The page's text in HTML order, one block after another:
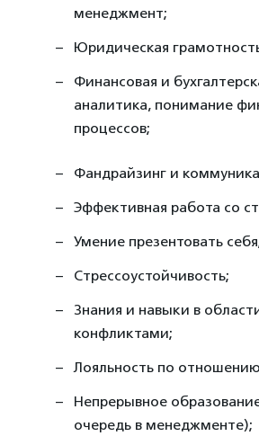
менеджмент;
Юридическая
Финансовая и
аналитика, понимание
процессов;
Фандрайзинг и
Эффективная работа со
Умение презентовать
Стрессоустойчивость;
Знания и навыки в
конфликтами;
Лояльность по отношению
Непрерывное
очередь в менеджменте);